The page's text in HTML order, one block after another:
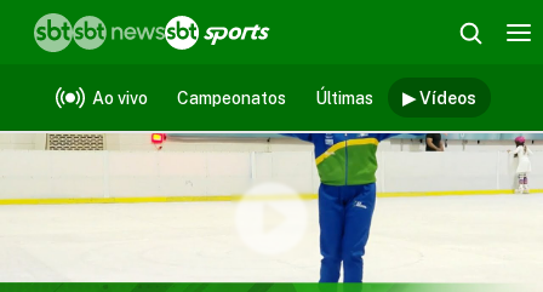
Ao vivo Campeonatos Últimas ▶ Vídeos
Vídeos